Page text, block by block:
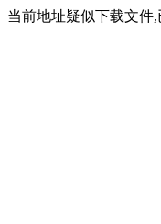
当前地址疑似下载文件